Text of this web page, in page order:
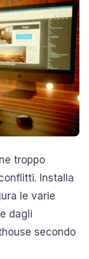
troppo
Installa
le varie
dagli
secondo